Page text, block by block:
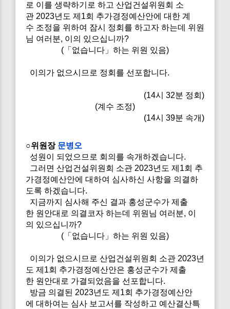
로 이를 생략하기로 하고 산업건설위원회 소
관 2023년도 제1회 추가경정예산안에 대한 계
수 조정을 위하여 잠시 정회를 하고자 하는데 위원
님 여러분, 이의 있으십니까?
(「없습니다」하는 위원 있음)
이의가 없으시므로 정회를 선포합니다.
(14시 32분 정회)
(계수 조정)
(14시 39분 속개)
○위원장 문병오
성원이 되었으므로 회의를 속개하겠습니다.
그러면 산업건설위원회 소관 2023년도 제1회 추
가경정예산안에 대하여 심사하신 사항을 의결하
도록 하겠습니다.
지금까지 심사해 주신 결과 홍성군수가 제출
한 원안대로 의결코자 하는데 위원님 여러분, 이
의 있으십니까?
(「없습니다」하는 위원 있음)
이의가 없으시므로 산업건설위원회 소관 2023년
도 제1회 추가경정예산안은 홍성군수가 제출
한 원안대로 가결되었음을 선포합니다.
방금 의결된 2023년도 제1회 추가경정예산안
에 대하여는 심사 보고서를 작성하고 예산결산특